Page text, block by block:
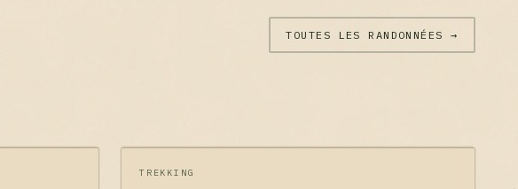
TOUTES LES RANDONNÉES →
TREKKING